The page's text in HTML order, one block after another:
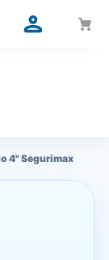
4" Segurimax